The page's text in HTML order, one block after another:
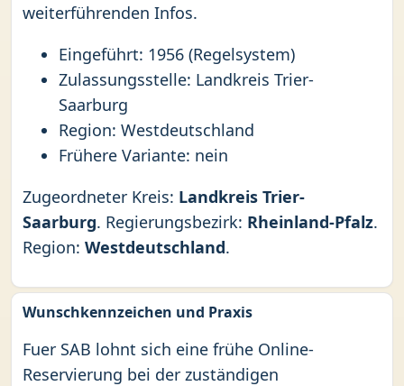
weiterführenden Infos.
Eingeführt: 1956 (Regelsystem)
Zulassungsstelle: Landkreis Trier-
Saarburg
Region: Westdeutschland
Frühere Variante: nein
Zugeordneter Kreis: Landkreis Trier-
Saarburg. Regierungsbezirk: Rheinland-Pfalz.
Region: Westdeutschland.
Wunschkennzeichen und Praxis
Fuer SAB lohnt sich eine frühe Online-
Reservierung bei der zuständigen